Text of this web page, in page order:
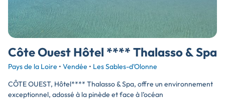
Côte Ouest Hôtel **** Thalasso & Spa
Pays de la Loire • Vendée • Les Sables-d'Olonne
CÔTE OUEST, Hôtel**** Thalasso & Spa, offre un environnement
exceptionnel, adossé à la pinède et face à l’océan